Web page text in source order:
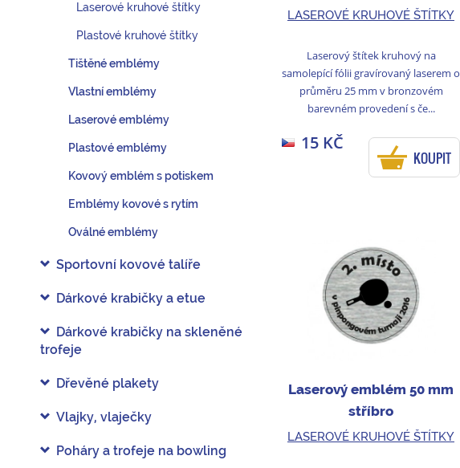
Laserové kruhové štítky
Plastové kruhové štítky
Tištěné emblémy
Vlastní emblémy
Laserové emblémy
Plastové emblémy
Kovový emblém s potiskem
Emblémy kovové s rytím
Oválné emblémy
Sportovní kovové talíře
Dárkové krabičky a etue
Dárkové krabičky na skleněné
trofeje
Dřevěné plakety
Vlajky, vlaječky
Poháry a trofeje na bowling
LASEROVÉ KRUHOVÉ ŠTÍTKY
Laserový štítek kruhový na
samolepící fólii gravírovaný laserem o
průměru 25 mm v bronzovém
barevném provedení s če...
15 KČ
KOUPIT
Laserový emblém 50 mm
stříbro
LASEROVÉ KRUHOVÉ ŠTÍTKY